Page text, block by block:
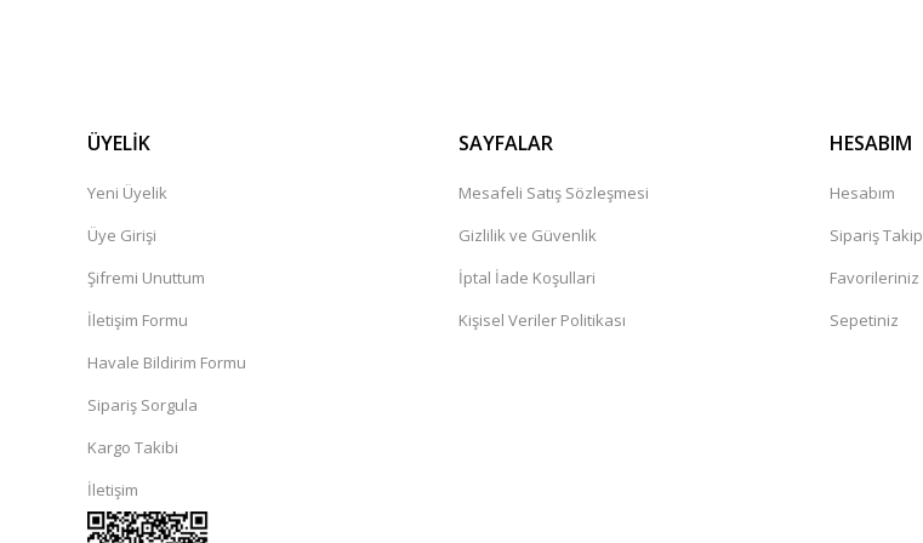
ÜYELİK
Yeni Üyelik
Üye Girişi
Şifremi Unuttum
İletişim Formu
Havale Bildirim Formu
Sipariş Sorgula
Kargo Takibi
İletişim
SAYFALAR
Mesafeli Satış Sözleşmesi
Gizlilik ve Güvenlik
İptal İade Koşullari
Kişisel Veriler Politikası
HESABIM
Hesabım
Sipariş Takip
Favorileriniz
Sepetiniz